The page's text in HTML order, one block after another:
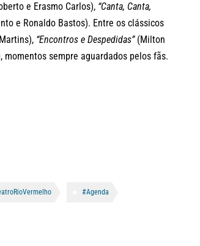
e Erasmo Carlos), “Canta, Canta,
e Ronaldo Bastos). Entre os clássicos
“Encontros e Despedidas”(Milton
sempre aguardados pelos fãs.
#Agenda